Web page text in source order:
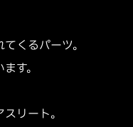
くるパーツ。
す。
リート。